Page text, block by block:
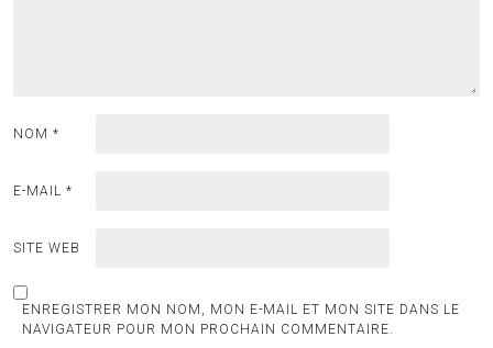
NOM *
E-MAIL *
SITE WEB
ENREGISTRER MON NOM, MON E-MAIL ET MON SITE DANS LE
NAVIGATEUR POUR MON PROCHAIN COMMENTAIRE.